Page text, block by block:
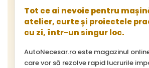
Tot ce ai nevoie pentru
atelier, curte și proiectele
cu zi, într-un singur loc.
AutoNecesar.ro este magazinul
care vor să rezolve rapid lucrurile